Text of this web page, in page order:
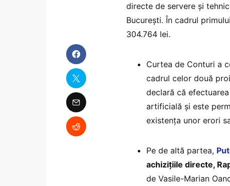
directe de servere și
București. În cadrul
304.764 lei.
Curtea de Conturi a
cadrul celor două
declară că
artificială și este
existența unor erori
Pe de altă partea,
achizițiile directe,
de Vasile-Marian